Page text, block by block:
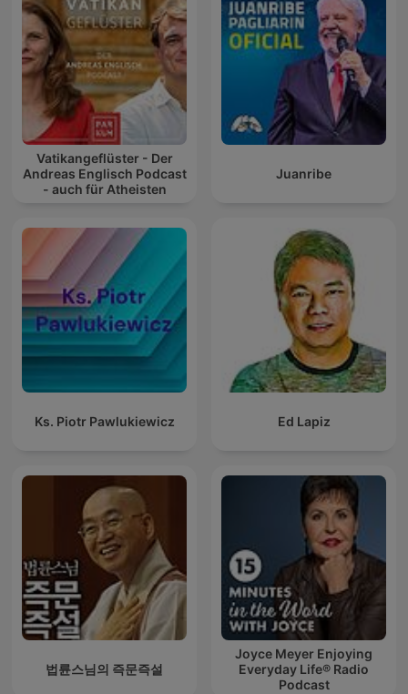
Vatikangeflüster - Der
Andreas Englisch Podcast
- auch für Atheisten
Juanribe
Ks. Piotr Pawlukiewicz Ed Lapiz
법륜스님의 즉문즉설
Joyce Meyer Enjoying
Everyday Life® Radio
Podcast